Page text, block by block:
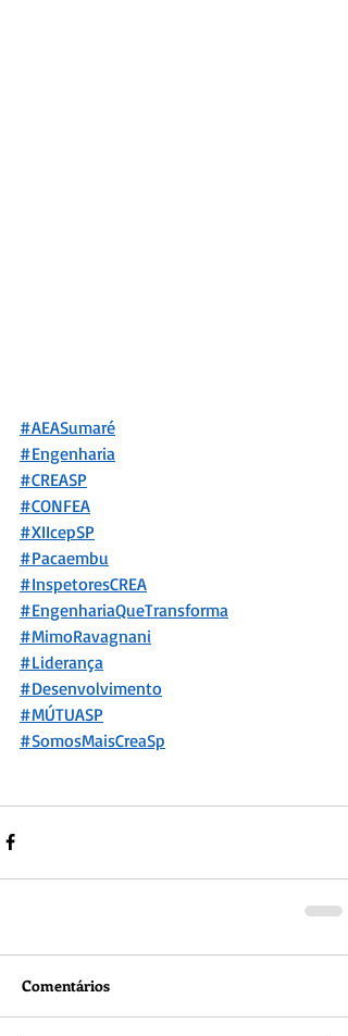
#AEASumaré
#Engenharia
#CREASP
#CONFEA
#XIIcepSP
#Pacaembu
#InspetoresCREA
#EngenhariaQueTransforma
#MimoRavagnani
#Liderança
#Desenvolvimento
#MÚTUASP
#SomosMaisCreaSp
Comentários